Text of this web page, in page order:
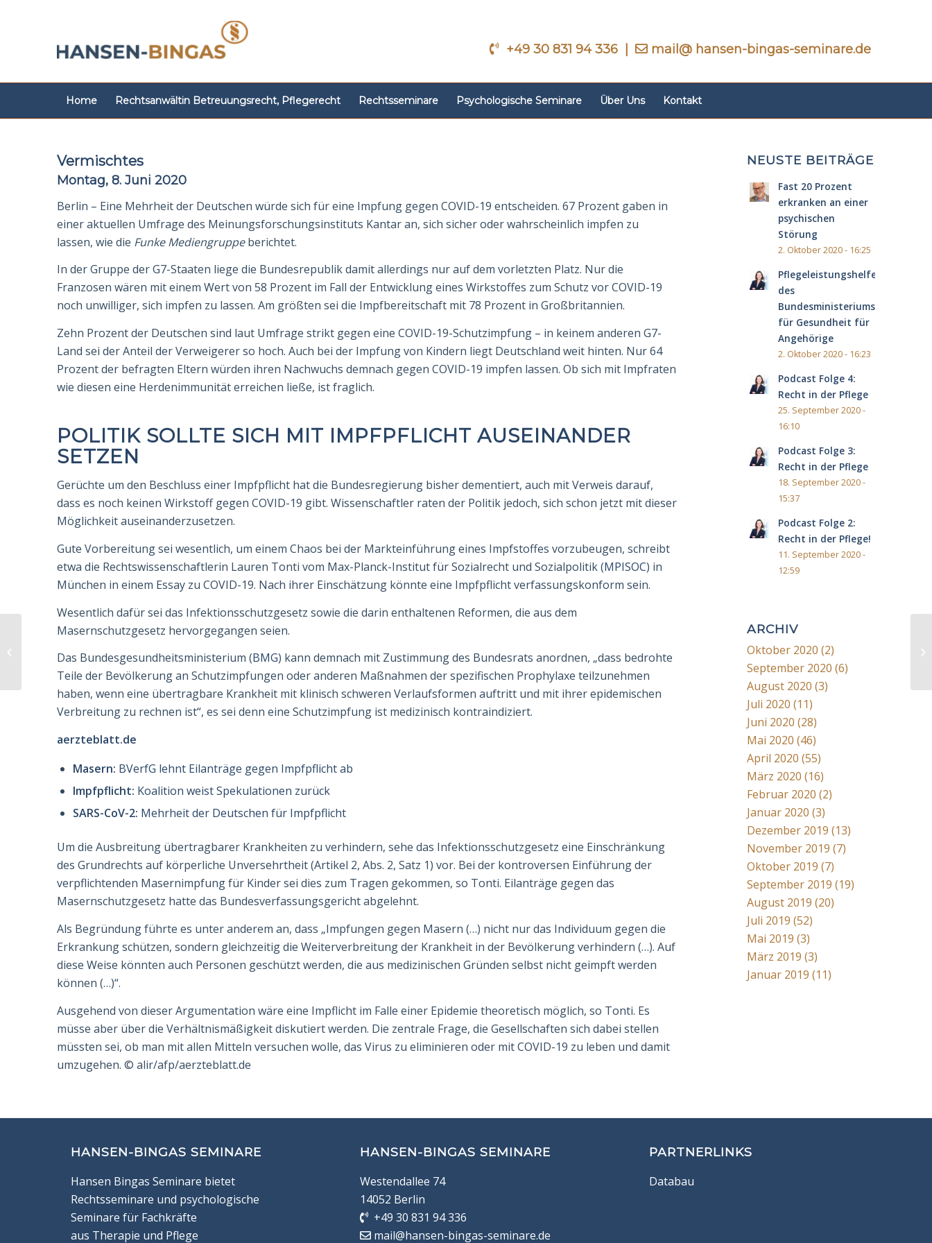
+49 30 831 94 336 mail@ hansen-bingas-seminare.de
Home Rechtsanwältin Betreuungsrecht, Pflegerecht Rechtsseminare Psychologische Seminare Über Uns Kontakt
Vermischtes
Montag, 8. Juni 2020
Berlin – Eine Mehrheit der Deutschen würde sich für eine Impfung gegen COVID-19 ent­scheiden. 67 Prozent gaben in
einer aktuellen Umfrage des Meinungsforschungsinstituts Kantar an, sich sicher oder wahrscheinlich impfen zu
lassen, wie die Funke Medien­gruppeberichtet.
In der Gruppe der G7-Staaten liege die Bundesrepublik damit allerdings nur auf dem vor­letzten Platz. Nur die
Franzosen wären mit einem Wert von 58 Prozent im Fall der Ent­wicklung eines Wirkstoffes zum Schutz vor COVID-19
noch unwilliger, sich impfen zu lass­en. Am größten sei die Impfbereitschaft mit 78 Prozent in Großbritannien.
Zehn Prozent der Deutschen sind laut Umfrage strikt gegen eine COVID-19-Schutzim­pfung – in keinem anderen G7-
Land sei der Anteil der Verweigerer so hoch. Auch bei der Impfung von Kindern liegt Deutschland weit hinten. Nur 64
Prozent der befragten Eltern würden ihren Nachwuchs demnach gegen COVID-19 impfen lassen. Ob sich mit Impfraten
wie diesen eine Herdenimmunität erreichen ließe, ist fraglich.
POLITIK SOLLTE SICH MIT IMPFPFLICHT AUSEINANDER
SETZEN
Gerüchte um den Beschluss einer Impfpflicht hat die Bundesregierung bisher dementiert, auch mit Verweis darauf,
dass es noch keinen Wirkstoffgegen COVID-19 gibt. Wissen­schaft­ler raten der Politik jedoch, sich schon jetzt mit dieser
Möglichkeit auseinanderzu­setzen.
Gute Vorbereitung sei wesentlich, um einem Chaos bei der Markteinführung eines Impf­stoffes vorzubeugen, schreibt
etwa die Rechtswissenschaftlerin Lauren Tonti vom Max-Planck-Institut für Sozialrecht und Sozialpolitik (MPISOC) in
München in einem Essay zu COVID-19. Nach ihrer Einschätzung könnte eine Impfpflicht verfassungskonform sein.
Wesentlich dafür sei das Infektionsschutzgesetz sowie die darin enthaltenen Reformen, die aus dem
Masernschutzgesetz hervorgegangen seien.
Das Bundesgesundheitsministe­rium (BMG) kann demnach mit Zustimmung des Bundes­rats anordnen, „dass bedrohte
Teile der Bevölkerung an Schutzimpfungen oder anderen Maßnahmen der spezifischen Prophylaxe teilzunehmen
haben, wenn eine übertragbare Krankheit mit klinisch schweren Verlaufs­for­men auftritt und mit ihrer epidemischen
Ver­breitung zu rechnen ist“, es sei denn eine Schutzimpfung ist medizinisch kontrain­diziert.
aerzteblatt.de
Masern: BVerfG lehnt Eilanträge gegen Impfpflicht ab
Impfpflicht: Koalition weist Spekulationen zurück
SARS-CoV-2: Mehrheit der Deutschen für Impfpflicht
Um die Ausbreitung übertragbarer Krankheiten zu verhindern, sehe das Infektionsschutz­gesetz eine Einschränkung
des Grundrechts auf körperliche Unversehrtheit (Artikel 2, Abs. 2, Satz 1) vor. Bei der kontroversen Einführung der
verpflichtenden Masernimpfung für Kinder sei dies zum Tragen gekommen, so Tonti. Eilanträge gegen das
Masernschutz­ge­setz hatte das Bundesverfassungsgericht abgelehnt.
Als Begründung führte es unter anderem an, dass „Impfungen gegen Masern (…) nicht nur das Individuum gegen die
Erkrankung schützen, sondern gleichzeitig die Weiterverbrei­tung der Krankheit in der Bevölkerung verhindern (…). Auf
diese Weise könnten auch Per­sonen geschützt werden, die aus medizinischen Gründen selbst nicht geimpft werden
können (…)“.
Ausgehend von dieser Argumentation wäre eine Impflicht im Falle einer Epidemie theo­re­tisch möglich, so Tonti. Es
müsse aber über die Verhältnismäßigkeit diskutiert werden. Die zentrale Frage, die Gesellschaften sich dabei stellen
müssten sei, ob man mit allen Mitteln versuchen wolle, das Virus zu eliminieren oder mit COVID-19 zu leben und damit
umzugehen. © alir/afp/aerzteblatt.de
NEUSTE BEITRÄGE
Fast 20 Prozent
erkranken an einer
psychischen
Störung
2. Oktober 2020 - 16:25
Pflegeleistungshelfer
des
Bundesministeriums
für Gesundheit für
Angehörige
2. Oktober 2020 - 16:23
Podcast Folge 4:
Recht in der Pflege
25. September 2020 -
16:10
Podcast Folge 3:
Recht in der Pflege
18. September 2020 -
15:37
Podcast Folge 2:
Recht in der Pflege!
11. September 2020 -
12:59
ARCHIV
Oktober 2020 (2)
September 2020 (6)
August 2020 (3)
Juli 2020 (11)
Juni 2020 (28)
Mai 2020 (46)
April 2020 (55)
März 2020 (16)
Februar 2020 (2)
Januar 2020 (3)
Dezember 2019 (13)
November 2019 (7)
Oktober 2019 (7)
September 2019 (19)
August 2019 (20)
Juli 2019 (52)
Mai 2019 (3)
März 2019 (3)
Januar 2019 (11)
HANSEN-BINGAS SEMINARE
Hansen Bingas Seminare bietet
Rechtsseminare und psychologische
Seminare für Fachkräfte
aus Therapie und Pflege
HANSEN-BINGAS SEMINARE
Westendallee 74
14052 Berlin
+49 30 831 94 336
mail@hansen-bingas-seminare.de
PARTNERLINKS
Databau
Deutlich mehr Ärzte
Videosprechstunden